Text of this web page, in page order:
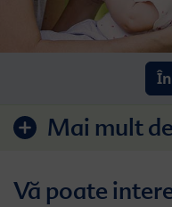
Mai mult
Vă poate